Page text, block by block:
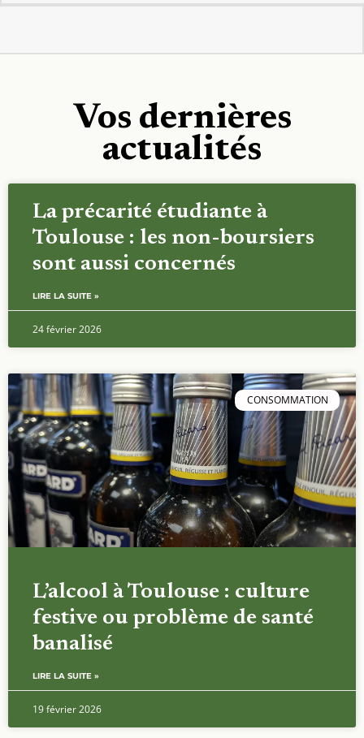
Vos dernières
actualités
La précarité étudiante à
Toulouse : les non-boursiers
sont aussi concernés
LIRE LA SUITE »
24 février 2026
CONSOMMATION
L’alcool à Toulouse : culture
festive ou problème de santé
banalisé
LIRE LA SUITE »
19 février 2026